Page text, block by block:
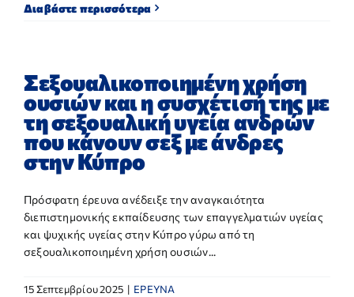
Διαβάστε περισσότερα
Σεξουαλικοποιημένη χρήση
ουσιών και η συσχέτισή της με
τη σεξουαλική υγεία ανδρών
που κάνουν σεξ με άνδρες
στην Κύπρο
Πρόσφατη έρευνα ανέδειξε την αναγκαιότητα
διεπιστημονικής εκπαίδευσης των επαγγελματιών υγείας
και ψυχικής υγείας στην Κύπρο γύρω από τη
σεξουαλικοποιημένη χρήση ουσιών...
15 Σεπτεμβρίου 2025 | ΕΡΕΥΝΑ